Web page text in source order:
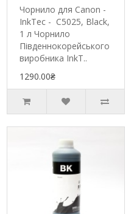
Чорнило для Canon -
InkTec - C5025, Black,
1 л Чорнило
Південнокорейського
виробника InkT..
1290.00₴